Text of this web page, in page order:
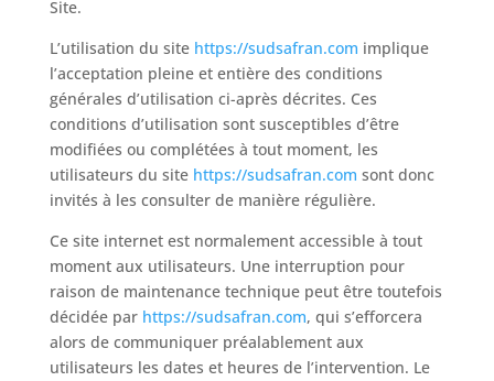
Site.
L’utilisation du site https://sudsafran.com implique
l’acceptation pleine et entière des conditions
générales d’utilisation ci-après décrites. Ces
conditions d’utilisation sont susceptibles d’être
modifiées ou complétées à tout moment, les
utilisateurs du site https://sudsafran.com sont donc
invités à les consulter de manière régulière.
Ce site internet est normalement accessible à tout
moment aux utilisateurs. Une interruption pour
raison de maintenance technique peut être toutefois
décidée par https://sudsafran.com, qui s’efforcera
alors de communiquer préalablement aux
utilisateurs les dates et heures de l’intervention. Le